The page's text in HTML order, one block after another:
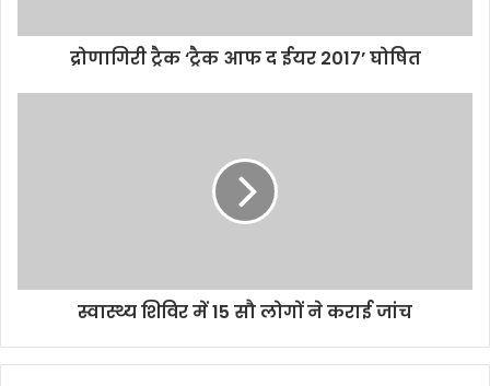
द्रोणागिरी ट्रैक ‘ट्रैक आफ द ईयर 2017’ घोषित
स्वास्थ्य शिविर में 15 सौ लोगों ने कराई जांच